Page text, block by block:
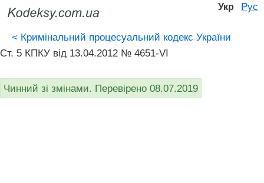
Укр Рус
< Кримінальний процесуальний кодекс України
Ст. 5 КПКУ від 13.04.2012 № 4651-VI
Чинний зі змінами. Перевірено 08.07.2019